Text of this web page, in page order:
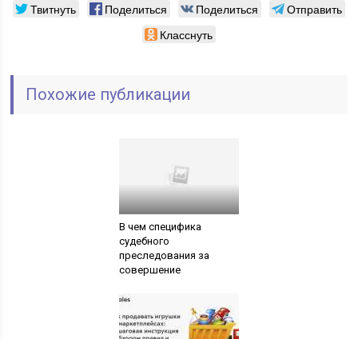
Твитнуть Поделиться Поделиться
Отправить
Класснуть
Похожие публикации
В чем специфика
судебного
преследования за
совершение